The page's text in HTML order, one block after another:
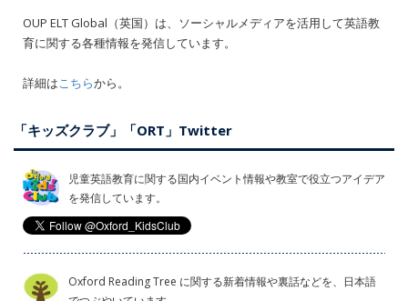
OUP ELT Global（英国）は、ソーシャルメディアを活用して英語教
育に関する各種情報を発信しています。
詳細はこちらから。
「キッズクラブ」「ORT」Twitter
児童英語教育に関する国内イベント情報や教室で役立つアイデア
を発信しています。
Oxford Reading Tree に関する新着情報や裏話などを、日本語